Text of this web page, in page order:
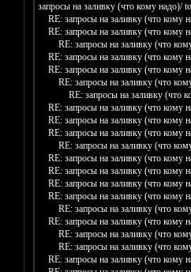
запросы на заливку (что кому надо)/
RE: запросы на заливку (что кому
RE: запросы на заливку (что кому
RE: запросы на заливку (что
RE: запросы на заливку (что кому
RE: запросы на заливку (что кому
RE: запросы на заливку (что
RE: запросы на заливку (что
RE: запросы на заливку (что кому
RE: запросы на заливку (что кому
RE: запросы на заливку (что кому
RE: запросы на заливку (что
RE: запросы на заливку (что кому
RE: запросы на заливку (что кому
RE: запросы на заливку (что кому
RE: запросы на заливку (что кому
RE: запросы на заливку (что
RE: запросы на заливку (что кому
RE: запросы на заливку (что
RE: запросы на заливку (что
RE: запросы на заливку (что кому